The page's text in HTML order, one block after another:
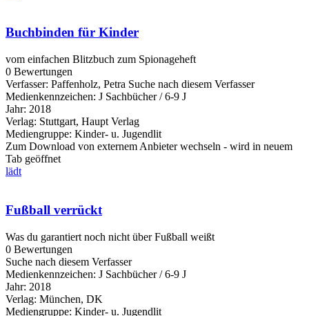
Buchbinden für Kinder
vom einfachen Blitzbuch zum Spionageheft
0 Bewertungen
Verfasser: Paffenholz, Petra Suche nach diesem Verfasser
Medienkennzeichen: J Sachbücher / 6-9 J
Jahr: 2018
Verlag: Stuttgart, Haupt Verlag
Mediengruppe: Kinder- u. Jugendlit
Zum Download von externem Anbieter wechseln - wird in neuem
Tab geöffnet
lädt
Fußball verrückt
Was du garantiert noch nicht über Fußball weißt
0 Bewertungen
Suche nach diesem Verfasser
Medienkennzeichen: J Sachbücher / 6-9 J
Jahr: 2018
Verlag: München, DK
Mediengruppe: Kinder- u. Jugendlit